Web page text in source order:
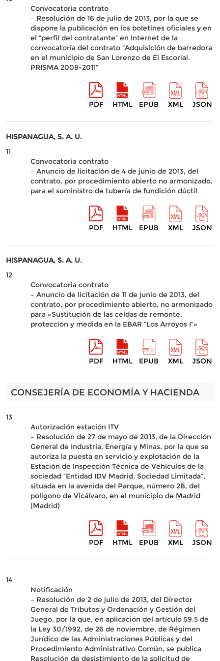
Convocatoria contrato
– Resolución de 16 de julio de 2013, por la que se
dispone la publicación en los boletines oficiales y en
el “perfil del contratante” en Internet de la
convocatoria del contrato “Adquisición de barredora
en el municipio de San Lorenzo de El Escorial.
PRISMA 2008-2011”
PDF HTML EPUB XML JSON
HISPANAGUA, S. A. U.
11
Convocatoria contrato
– Anuncio de licitación de 4 de junio de 2013, del
contrato, por procedimiento abierto no armonizado,
para el suministro de tubería de fundición dúctil
PDF HTML EPUB XML JSON
HISPANAGUA, S. A. U.
12
Convocatoria contrato
– Anuncio de licitación de 11 de junio de 2013, del
contrato, por procedimiento abierto, no armonizado
para «Sustitución de las celdas de remonte,
protección y medida en la EBAR “Los Arroyos I”»
PDF HTML EPUB XML JSON
CONSEJERÍA DE ECONOMÍA Y HACIENDA
13
Autorización estación ITV
– Resolución de 27 de mayo de 2013, de la Dirección
General de Industria, Energía y Minas, por la que se
autoriza la puesta en servicio y explotación de la
Estación de Inspección Técnica de Vehículos de la
sociedad “Entidad IDV Madrid, Sociedad Limitada”,
situada en la avenida del Parque, número 2B, del
polígono de Vicálvaro, en el municipio de Madrid
(Madrid)
PDF HTML EPUB XML JSON
14
Notificación
– Resolución de 2 de julio de 2013, del Director
General de Tributos y Ordenación y Gestión del
Juego, por la que, en aplicación del artículo 59.5 de
la Ley 30/1992, de 26 de noviembre, de Régimen
Jurídico de las Administraciones Públicas y del
Procedimiento Administrativo Común, se publica
Resolución de desistimiento de la solicitud de